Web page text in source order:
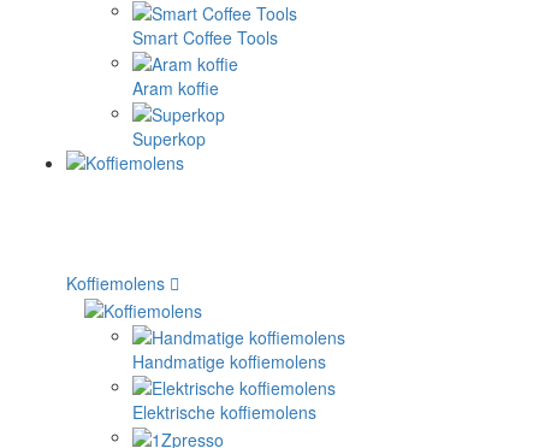
Smart Coffee Tools
Aram koffie
Superkop
Koffiemolens
Handmatige koffiemolens
Elektrische koffiemolens